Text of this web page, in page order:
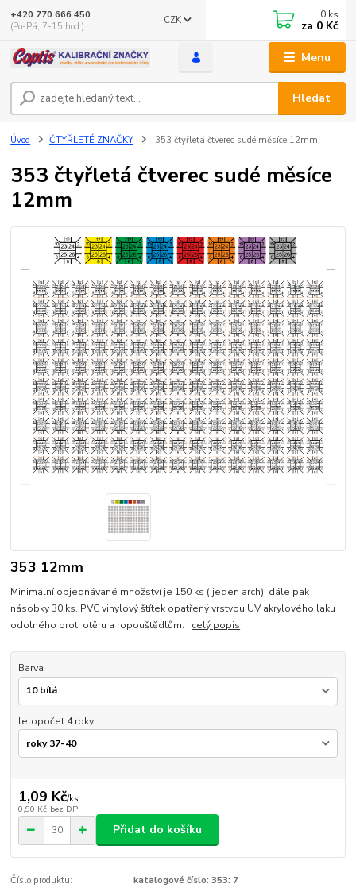
Menu
CZK
Hledat
+420 770 666 450
(Po-Pá, 7-15 hod.)
0 ks
za 0 Kč
Úvod ČTYŘLETÉ ZNAČKY 353 čtyřletá čtverec sudé měsíce 12mm
353 čtyřletá čtverec sudé měsíce
12mm
353 12mm
Minimální objednávané množství je 150 ks ( jeden arch). dále pak
násobky 30 ks. PVC vinylový štítek opatřený vrstvou UV akrylového laku
odolného proti otěru a ropouštědlům. celý popis
Barva
letopočet 4 roky
1,09 Kč/ks
0,90 Kč bez DPH
Přidat do košíku
Číslo produktu: katalogové číslo: 353: 7